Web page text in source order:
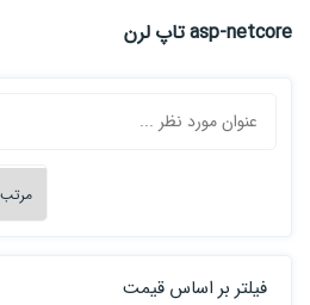
asp-netcore تاپ لرن
فیلتر بر اساس قیمت